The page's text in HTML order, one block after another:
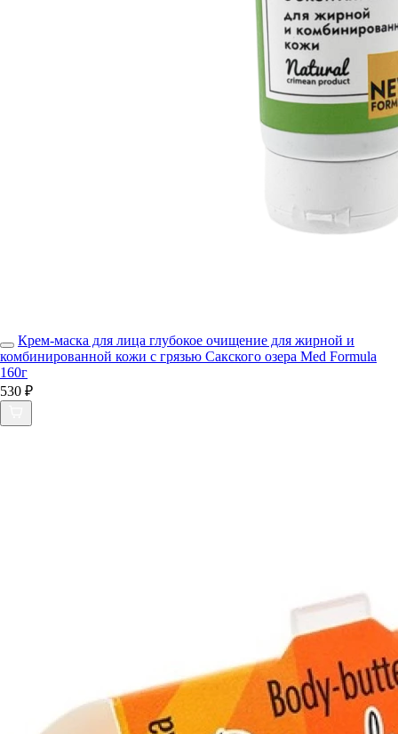
Крем-маска для лица глубокое очищение для жирной и
комбинированной кожи с грязью Сакского озера Med Formula
160г
530 ₽